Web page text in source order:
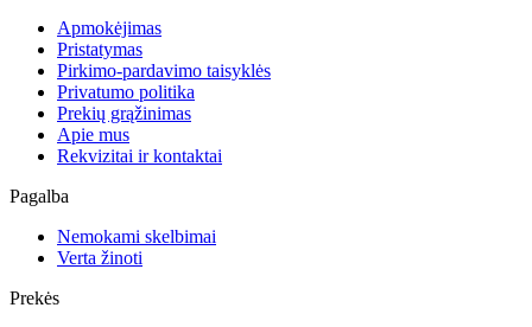
Apmokėjimas
Pristatymas
Pirkimo-pardavimo taisyklės
Privatumo politika
Prekių grąžinimas
Apie mus
Rekvizitai ir kontaktai
Pagalba
Nemokami skelbimai
Verta žinoti
Prekės